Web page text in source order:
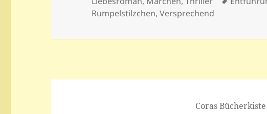
Rumpelstilzchen,Versprechend
Coras